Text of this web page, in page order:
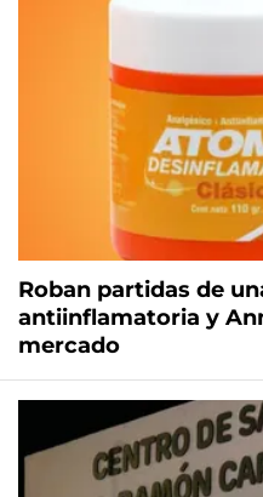
Roban partidas de
antiinflamatoria y
mercado